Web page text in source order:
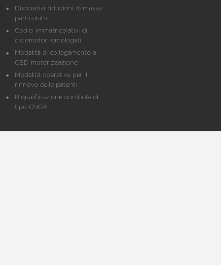
Dispositivi riduzioni di massa
particolato
Codici immatricolativi di
ciclomotori omologati
Modalità di collegamento al
CED motorizzazione
Modalità operative per il
rinnovo delle patenti
Riqualificazione bombole di
tipo CNG4